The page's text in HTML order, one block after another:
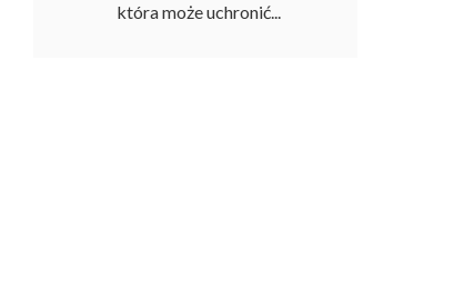
która może uchronić...